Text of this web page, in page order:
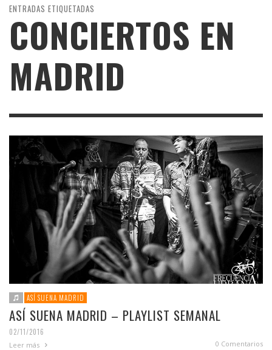
ENTRADAS ETIQUETADAS
CONCIERTOS EN
MADRID
ASÍ SUENA MADRID
ASÍ SUENA MADRID – PLAYLIST SEMANAL
02/11/2016
Leer más 0 Comentarios